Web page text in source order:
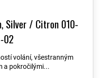
Silver / Citron 010-
02
volání, všestranným
a pokročilými...